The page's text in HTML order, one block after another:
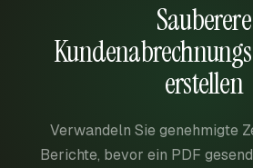
Sauberere
erstellen
Verwandeln Sie genehmigte
Berichte, bevor ein PDF